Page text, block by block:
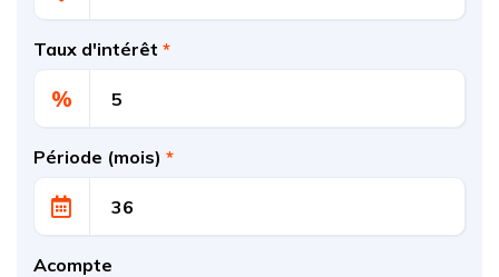
Taux d'intérêt *
%
Période (mois) *
Acompte